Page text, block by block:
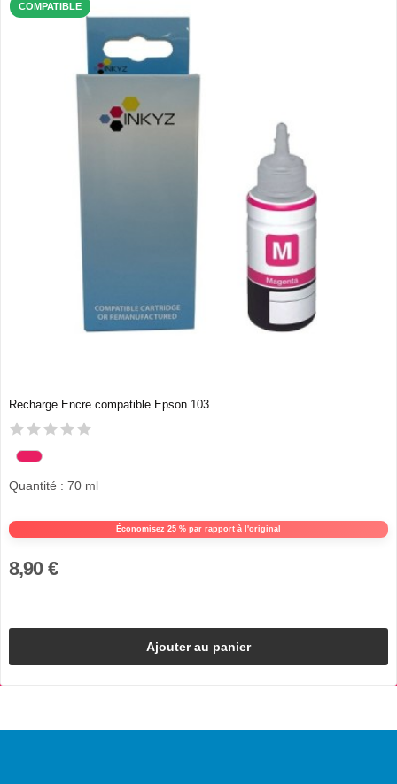
COMPATIBLE
Recharge Encre compatible Epson 103...
Économisez 25 % par rapport à l'original
Quantité : 70 ml
8,90 €
Ajouter au panier